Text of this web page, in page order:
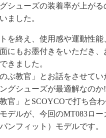
シューズの装着率が上がる
ました。
を終え、使用感や運動性能
にもお墨付きをいただき、
きました。
ぶ教官」とお話をさせて
グシューズが最適解なのか
官」とSCOYCOで打ち合
デルが、今回のMT083ロー
ンフィット）モデルです。